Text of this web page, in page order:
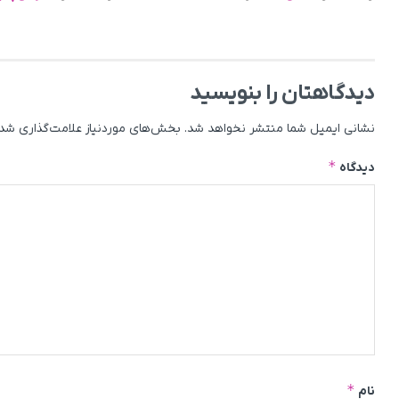
دیدگاهتان را بنویسید
نشانی ایمیل شما منتشر نخواهد شد. بخش‌های موردنیاز علامت‌گذاری
دیدگاه *
نام *